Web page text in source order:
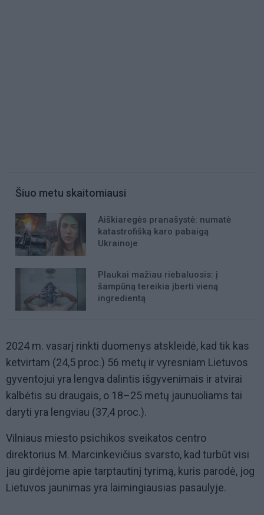
Šiuo metu skaitomiausi
Aiškiaregės pranašystė: numatė
katastrofišką karo pabaigą
Ukrainoje
Plaukai mažiau riebaluosis: į
šampūną tereikia įberti vieną
ingredientą
2024 m. vasarį rinkti duomenys atskleidė, kad tik kas
ketvirtam (24,5 proc.) 56 metų ir vyresniam Lietuvos
gyventojui yra lengva dalintis išgyvenimais ir atvirai
kalbėtis su draugais, o 18–25 metų jaunuoliams tai
daryti yra lengviau (37,4 proc.).
Vilniaus miesto psichikos sveikatos centro
direktorius M. Marcinkevičius svarsto, kad turbūt visi
jau girdėjome apie tarptautinį tyrimą, kuris parodė, jog
Lietuvos jaunimas yra laimingiausias pasaulyje.